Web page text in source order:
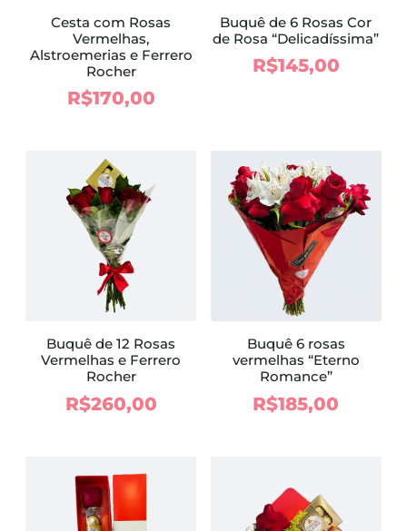
Cesta com Rosas
Vermelhas,
Alstroemerias e Ferrero
Rocher
R$170,00
Buquê de 6 Rosas Cor
de Rosa “Delicadíssima”
R$145,00
Buquê de 12 Rosas
Vermelhas e Ferrero
Rocher
R$260,00
Buquê 6 rosas
vermelhas “Eterno
Romance”
R$185,00